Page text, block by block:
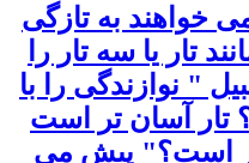
خواهند به تازگی
تار یا سه تار را
" نوازندگی را با
تار آسان تر است
است؟" پیش می